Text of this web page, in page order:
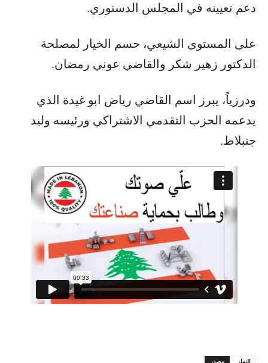
دعم تعيينه في المجلس الدستوري.
على المستوى الشيعي، حسم الخيار لمصلحة
الدكتور زهير شكر والقاضي عوني رمضان.
ودرزياً، يبرز اسم القاضي رياض ابو غيدة الذي
يدعمه الحزب التقدمي الاشتراكي ورئيسه وليد
جنبلاط.
مصدر النهار